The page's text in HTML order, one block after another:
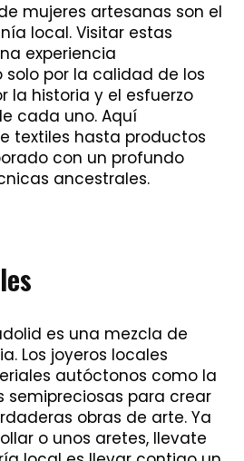
mujeres artesanas son el
local. Visitar estas
experiencia
solo por la calidad de los
la historia y el esfuerzo
cada uno. Aquí
textiles hasta productos
con un profundo
ancestrales.
es una mezcla de
Los joyeros locales
autóctonos como la
semipreciosas para crear
obras de arte. Ya
o unos aretes, llevate